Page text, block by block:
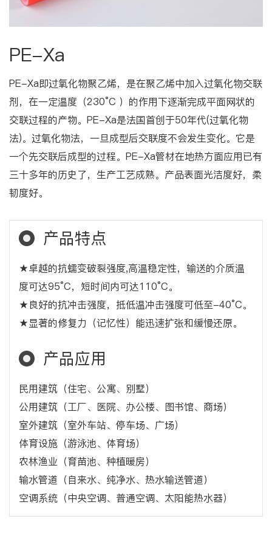
PE-Xa
PE-Xa即过氧化物聚乙烯，是在聚乙烯中加入过氧化物交联
剂，在一定温度（230°C ）的作用下逐渐完成平面网状的
交联过程的产物。PE-Xa是法国首创于50年代(过氧化物
法)。过氧化物法，一旦成型后交联度不会发生变化。它是
一个先交联后成型的过程。PE-Xa管材在地热方面应用已有
三十多年的历史了，生产工艺成熟。产品表面光洁度好，柔
韧度好。
产品特点
★卓越的抗蠕变破裂强度,高温稳定性，输送的介质温
度可达95°C，短时间内可达110°C。
★良好的抗冲击强度，抵低温冲击强度可低至-40°C。
★显著的修复力（记忆性）能迅速扩张和缓慢还原。
产品应用
民用建筑（住宅、公寓、别墅）
公用建筑（工厂、医院、办公楼、图书馆、商场）
室外建筑（室外车站、停车场、广场）
体育设施（游泳池、体育场）
农林渔业（育苗池、种植暖房）
输水管道（自来水、纯净水、热水输送管道）
空调系统（中央空调、普通空调、太阳能热水器）